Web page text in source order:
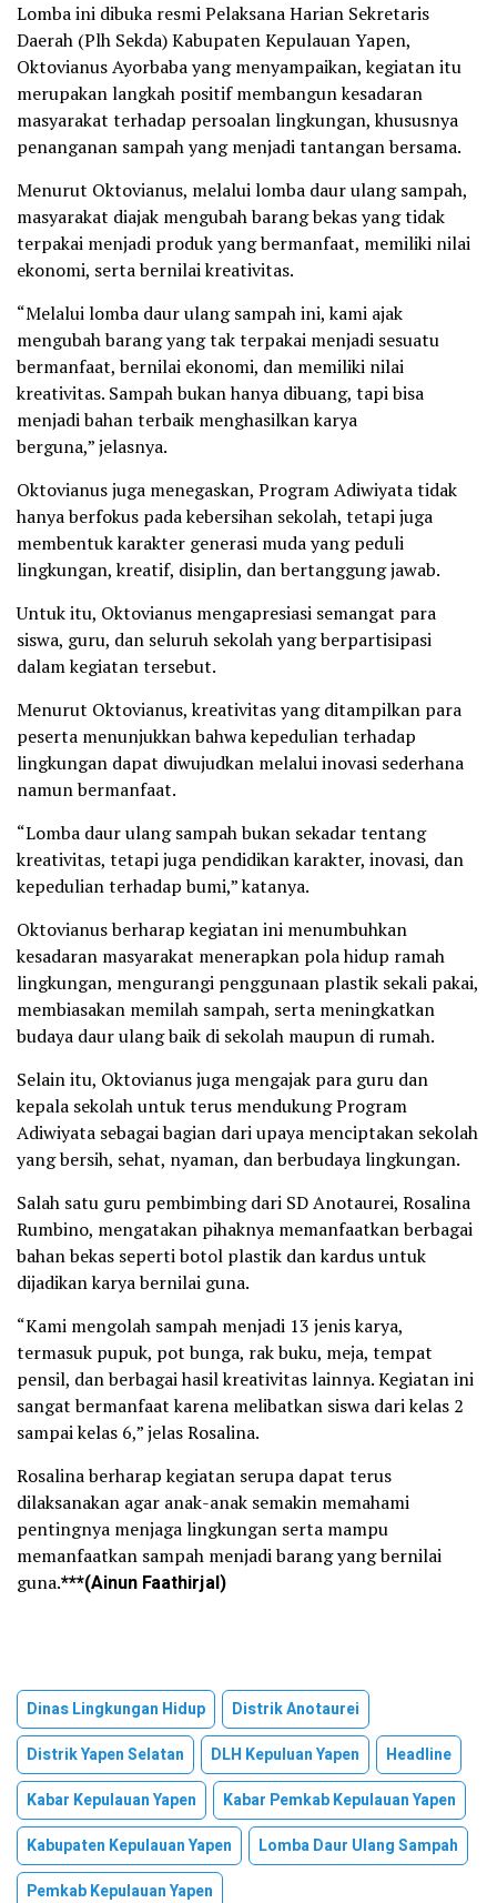
Lomba ini dibuka resmi Pelaksana Harian Sekretaris
Daerah (Plh Sekda) Kabupaten Kepulauan Yapen,
Oktovianus Ayorbaba yang menyampaikan, kegiatan itu
merupakan langkah positif membangun kesadaran
masyarakat terhadap persoalan lingkungan, khususnya
penanganan sampah yang menjadi tantangan bersama.
Menurut Oktovianus, melalui lomba daur ulang sampah,
masyarakat diajak mengubah barang bekas yang tidak
terpakai menjadi produk yang bermanfaat, memiliki nilai
ekonomi, serta bernilai kreativitas.
“Melalui lomba daur ulang sampah ini, kami ajak
mengubah barang yang tak terpakai menjadi sesuatu
bermanfaat, bernilai ekonomi, dan memiliki nilai
kreativitas. Sampah bukan hanya dibuang, tapi bisa
menjadi bahan terbaik menghasilkan karya
berguna,” jelasnya.
Oktovianus juga menegaskan, Program Adiwiyata tidak
hanya berfokus pada kebersihan sekolah, tetapi juga
membentuk karakter generasi muda yang peduli
lingkungan, kreatif, disiplin, dan bertanggung jawab.
Untuk itu, Oktovianus mengapresiasi semangat para
siswa, guru, dan seluruh sekolah yang berpartisipasi
dalam kegiatan tersebut.
Menurut Oktovianus, kreativitas yang ditampilkan para
peserta menunjukkan bahwa kepedulian terhadap
lingkungan dapat diwujudkan melalui inovasi sederhana
namun bermanfaat.
“Lomba daur ulang sampah bukan sekadar tentang
kreativitas, tetapi juga pendidikan karakter, inovasi, dan
kepedulian terhadap bumi,” katanya.
Oktovianus berharap kegiatan ini menumbuhkan
kesadaran masyarakat menerapkan pola hidup ramah
lingkungan, mengurangi penggunaan plastik sekali pakai,
membiasakan memilah sampah, serta meningkatkan
budaya daur ulang baik di sekolah maupun di rumah.
Selain itu, Oktovianus juga mengajak para guru dan
kepala sekolah untuk terus mendukung Program
Adiwiyata sebagai bagian dari upaya menciptakan sekolah
yang bersih, sehat, nyaman, dan berbudaya lingkungan.
Salah satu guru pembimbing dari SD Anotaurei, Rosalina
Rumbino, mengatakan pihaknya memanfaatkan berbagai
bahan bekas seperti botol plastik dan kardus untuk
dijadikan karya bernilai guna.
“Kami mengolah sampah menjadi 13 jenis karya,
termasuk pupuk, pot bunga, rak buku, meja, tempat
pensil, dan berbagai hasil kreativitas lainnya. Kegiatan ini
sangat bermanfaat karena melibatkan siswa dari kelas 2
sampai kelas 6,” jelas Rosalina.
Rosalina berharap kegiatan serupa dapat terus
dilaksanakan agar anak-anak semakin memahami
pentingnya menjaga lingkungan serta mampu
memanfaatkan sampah menjadi barang yang bernilai
guna.***(Ainun Faathirjal)
Dinas Lingkungan Hidup
Distrik Anotaurei
Distrik Yapen Selatan
DLH Kepuluan Yapen
Headline
Kabar Kepulauan Yapen
Kabar Pemkab Kepulauan Yapen
Kabupaten Kepulauan Yapen
Lomba Daur Ulang Sampah
Pemkab Kepulauan Yapen